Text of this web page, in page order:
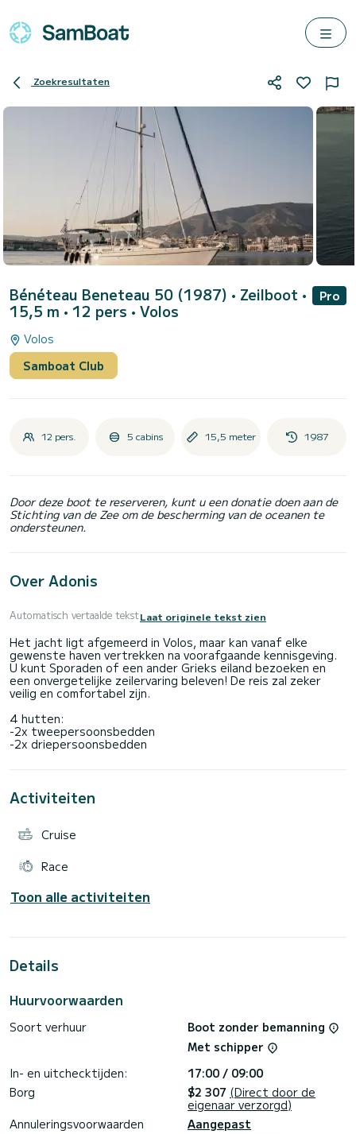
Zoekresultaten
Bénéteau Beneteau 50 (1987) • Zeilboot •
15,5 m • 12 pers • Volos
Pro
Volos
Samboat Club
12 pers. 5 cabins 15,5 meter 1987
Door deze boot te reserveren, kunt u een donatie doen aan de
Stichting van de Zee om de bescherming van de oceanen te
ondersteunen.
Over Adonis
Automatisch vertaalde tekstLaat originele tekst zien
Het jacht ligt afgemeerd in Volos, maar kan vanaf elke
gewenste haven vertrekken na voorafgaande kennisgeving.
U kunt Sporaden of een ander Grieks eiland bezoeken en
een onvergetelijke zeilervaring beleven! De reis zal zeker
veilig en comfortabel zijn.
4 hutten:
-2x tweepersoonsbedden
Activiteiten
Cruise
Race
Toon alle activiteiten
Details
Huurvoorwaarden
Soort verhuur
Boot zonder bemanning
Met schipper
In- en uitchecktijden:
17:00 / 09:00
Borg
$2 307 (Direct door de
eigenaar verzorgd)
Annuleringsvoorwaarden
Aangepast